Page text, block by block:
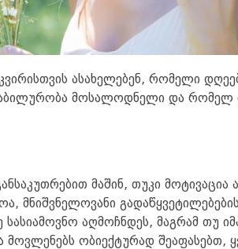
ასახელებენ, რომელი
მოსალოდნელი და რომელ
მაშინ, თუკი
მნიშვნელოვანი
სასიამოვნო აღმოჩნდეს, მაგრამ თუ
მოვლენებს ობიექტურად შეაფასებთ,